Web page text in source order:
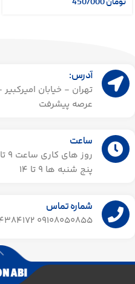
تومان
آدرس:
تهران - خیابان
عرصه پیشرفت
ساعت
روز های کاری ساعت ۹ تا 18
پنج شنبه ها 9 تا 14​
شماره تماس
09108050855 09024384172 (خانم ترک)